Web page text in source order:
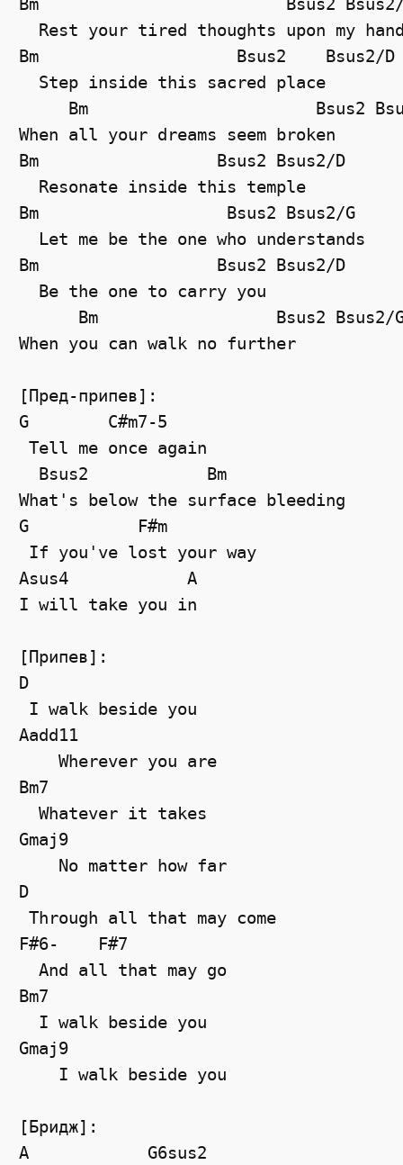
Bm                         Bsus2 Bsus2/
Rest your tired thoughts upon my
Bm                    Bsus2    Bsus2/D
  Step inside this sacred place
Bm                       Bsus2
When all your dreams seem broken
Bm                  Bsus2 Bsus2/D
  Resonate inside this temple
Bm                   Bsus2 Bsus2/G
  Let me be the one who understands
Bm                  Bsus2 Bsus2/D
  Be the one to carry you
Bm                  Bsus2 Bsus2/
When you can walk no further
[Пред-припев]:
G        C#m7-5
Tell me once again
  Bsus2            Bm
What's below the surface bleeding
G           F#m
If you've lost your way
Asus4            A
I will take you in
[Припев]:
D
I walk beside you
Aadd11
    Wherever you are
Bm7
  Whatever it takes
Gmaj9
    No matter how far
D
Through all that may come
F#6-    F#7
  And all that may go
Bm7
  I walk beside you
Gmaj9
    I walk beside you
[Бридж]:
A            G6sus2